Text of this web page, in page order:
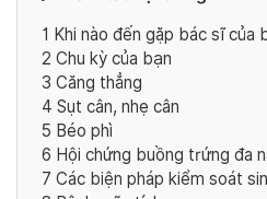
1 Khi nào đến gặp bác sĩ của
2 Chu kỳ của bạn
3 Căng thẳng
4 Sụt cân, nhẹ cân
5 Béo phì
6 Hội chứng buồng trứng đa
7 Các biện pháp kiểm soát